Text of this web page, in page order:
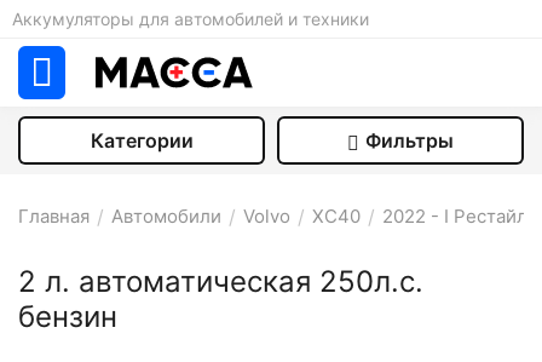
Аккумуляторы для автомобилей и техники
Категории Фильтры
2 л. автоматическая 250л.с.
бензин
Главная / Автомобили / Volvo / XC40 / 2022 - I